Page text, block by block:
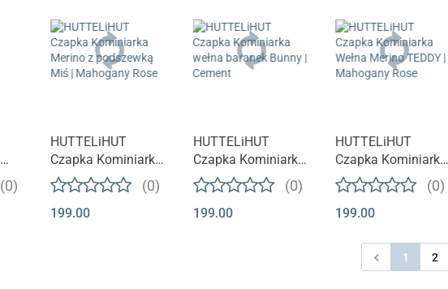
(0)
HUTTELiHUT
Czapka Kominiarka
Merino z podszewką
Miś | Mahogany
Rose
(0)
199.00
HUTTELiHUT
Czapka Kominiarka
wełna baranek
Bunny | Cement
(0)
199.00
HUTTELiHUT
Czapka Kominiarka
Wełna Merino
TEDDY | Mahogany
Rose
(0)
199.00
1 2